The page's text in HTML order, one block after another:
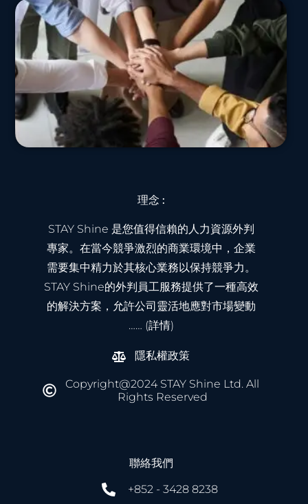
理念 :
STAY Shine 是您值得信賴的人力資源外判
專家。在當今競爭激烈的商業環境中，企業
需要集中精力於其核心業務以保持競爭力。
STAY Shine的外判員工服務提供了一種高效
的解決方案，允許公司靈活地應對市場變動
…… (詳情)
隱私權政策
Copyright@2024 STAY Shine Ltd. All
Rights Reserved
聯絡我們
+852 - 3428 8238